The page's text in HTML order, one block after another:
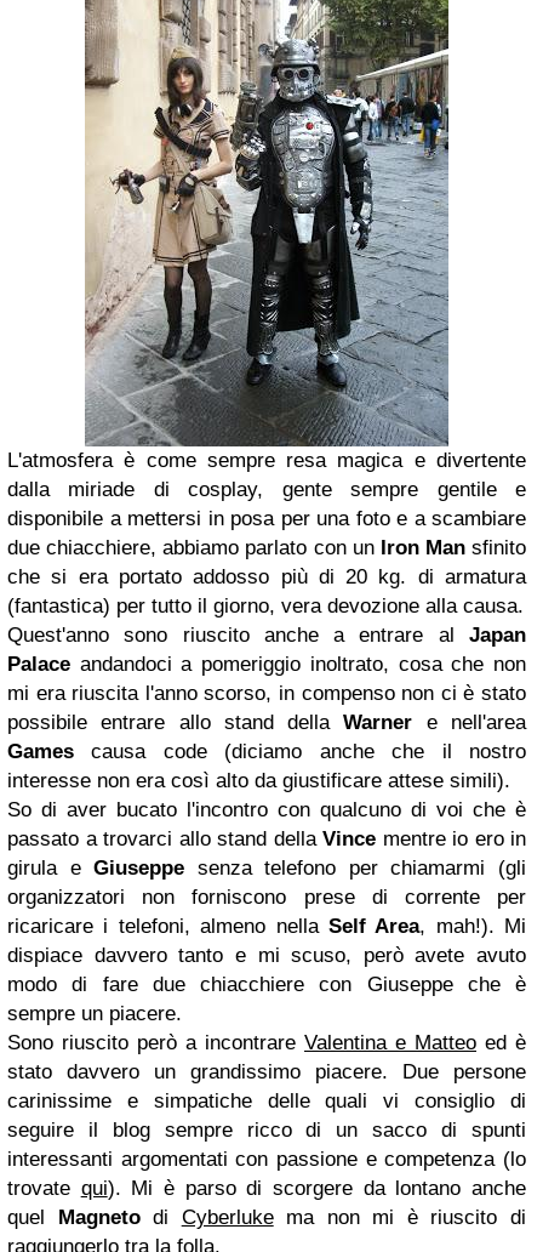
L'atmosfera è come sempre resa magica e divertente
dalla miriade di cosplay, gente sempre gentile e
disponibile a mettersi in posa per una foto e a scambiare
due chiacchiere, abbiamo parlato con un Iron Mansfinito
che si era portato addosso più di 20 kg. di armatura
(fantastica) per tutto il giorno, vera devozione alla causa.
Quest'anno sono riuscito anche a entrare al Japan
Palace andandoci a pomeriggio inoltrato, cosa che non
mi era riuscita l'anno scorso, in compenso non ci è stato
possibile entrare allo stand dellaWarner e nell'area
Games causa code (diciamo anche che il nostro
interesse non era così alto da giustificare attese simili).
So di aver bucato l'incontro con qualcuno di voi che è
passato a trovarci allo stand della Vince mentre io ero in
girula eGiuseppe senza telefono per chiamarmi (gli
organizzatori non forniscono prese di corrente per
ricaricare i telefoni, almeno nella Self Area, mah!). Mi
dispiace davvero tanto e mi scuso, però avete avuto
modo di fare due chiacchiere con Giuseppe che è
sempre un piacere.
Sono riuscito però a incontrare Valentina e Matteo ed è
stato davvero un grandissimo piacere. Due persone
carinissime e simpatiche delle quali vi consiglio di
seguire il blog sempre ricco di un sacco di spunti
interessanti argomentati con passione e competenza (lo
trovate qui). Mi è parso di scorgere da lontano anche
quel Magnetodi Cyberlukema non mi è riuscito di
raggiungerlo tra la folla.